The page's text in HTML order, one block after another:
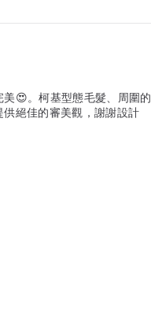
😍。柯基型態毛髮、周圍的
絕佳的審美觀，謝謝設計